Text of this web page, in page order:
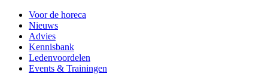
Voor de horeca
Nieuws
Advies
Kennisbank
Ledenvoordelen
Events & Trainingen